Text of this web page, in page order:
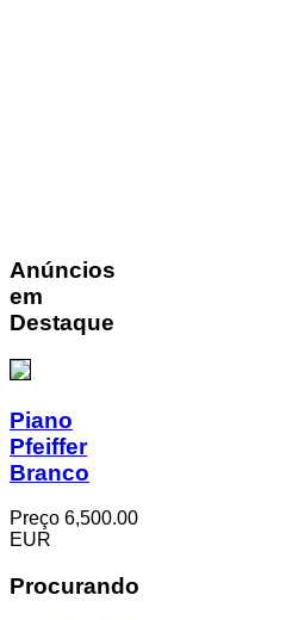
Anúncios
em
Destaque
Piano
Pfeiffer
Branco
Preço 6,500.00
EUR
Procurando